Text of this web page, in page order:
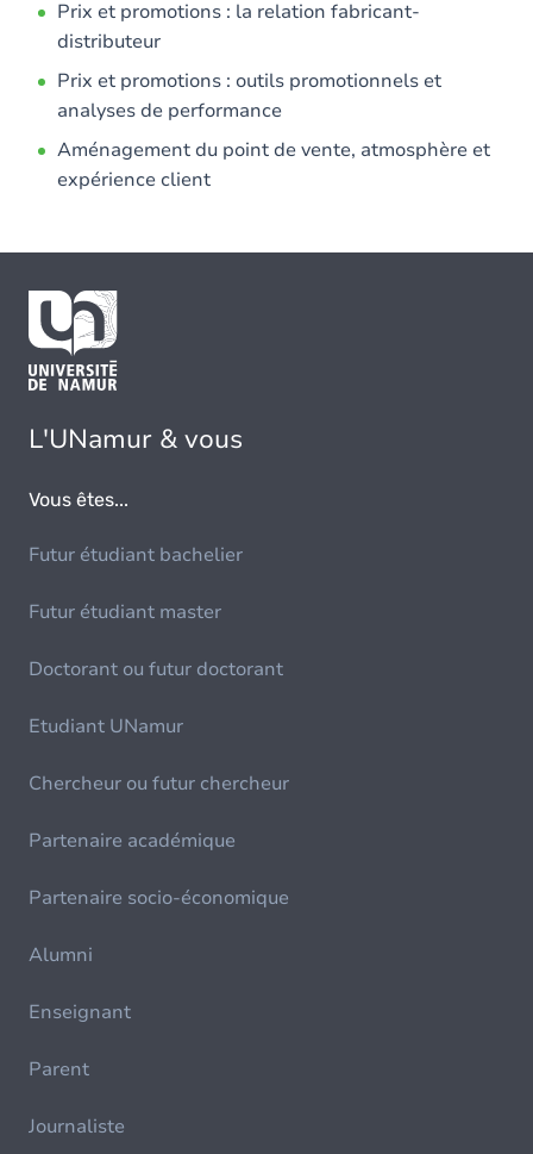
Prix et promotions : la relation fabricant-
distributeur
Prix et promotions : outils promotionnels et
analyses de performance
Aménagement du point de vente, atmosphère et
expérience client
L'UNamur & vous
Vous êtes...
Futur étudiant bachelier
Futur étudiant master
Doctorant ou futur doctorant
Etudiant UNamur
Chercheur ou futur chercheur
Partenaire académique
Partenaire socio-économique
Alumni
Enseignant
Parent
Journaliste